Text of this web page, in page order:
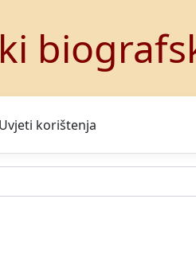
Uvjeti korištenja